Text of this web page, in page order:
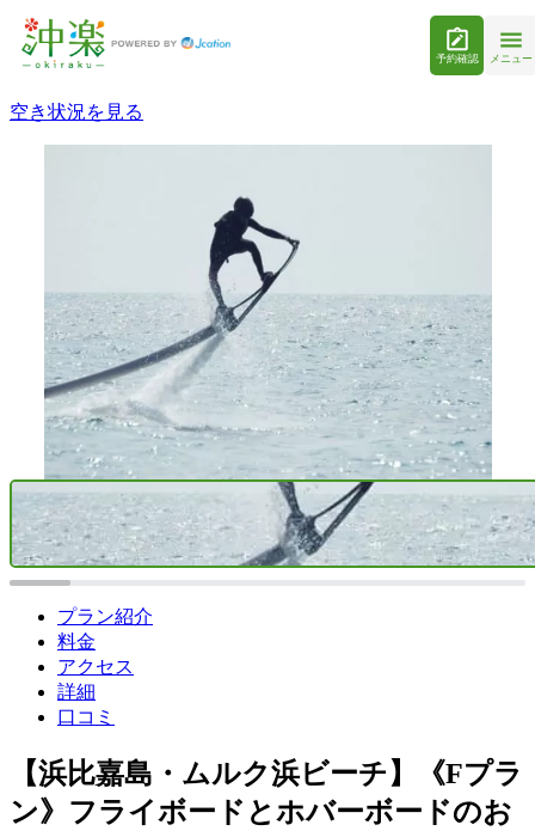
予約確認 メニュー
空き状況を見る
プラン紹介
料金
アクセス
詳細
口コミ
【浜比嘉島・ムルク浜ビーチ】《Fプラ
ン》フライボードとホバーボードのお